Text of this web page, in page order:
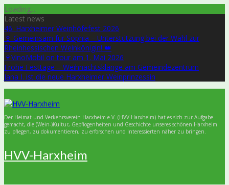
Skip
to
content
Loading...
Latest news
46. Harxheimer Weinhöfefest 2026
🍷 Gemeinsam für Sophia – Unterstützung bei der Wahl zur
Rheinhessischen Weinkönigin! 👑
🍷VinoMobil on tour am 1. Mai 2026
Frohe Festtage – Weihnachtsklänge am Gemeindezentrum
Jana I. ist die neue Harxheimer Weinprinzessin
Der Heimat-und Verkehrsverein Harxheim e.V. (HVV-Harxheim) hat es sich zur Aufgabe
gemacht, die (Wein-)Kultur, Gepflogenheiten und Geschichte unseres schönen Harxheim
zu pflegen, zu dokumentieren, zu erforschen und Interessierten näher zu bringen.
HVV-Harxheim